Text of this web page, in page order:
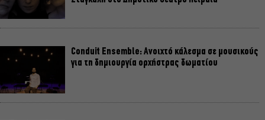
Conduit Ensemble: Ανοιχτό κάλεσμα σε μουσικούς
για τη δημιουργία ορχήστρας δωματίου